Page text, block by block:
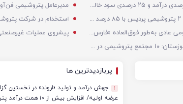
نفت در بازار آسیا تحت تأثیر تحولات ونزوئلا
رشد ۴۹ درصدی درآمد و ۲۵ درصدی سود خالص؛ بیدبلند خلیج‌فارس سال ۱۴۰۴ را با رکوردهای جدید به پایان رساند
فازهای ۱ و ۲ پتروشیمی پردیس با ۸۵ درصد ظرفیت به مدار تولید بازگشتند
مجمع عمومی عادی به‌طور فوق‌العاده «فارس» به دلیل نرسیدن به حد نصاب برگزار نشد
استاندار خوزستان: ۱۰ مجتمع پتروشیمی در جنگ آسیب دیدند/ برآورد خسارت‌ها به ۵۰ همت و ۴ میلیارد دلار رسید
استخدام در شرکت
پربازدیدترین ها
1
جهش درآمد و تولید «اروند» در نخستین